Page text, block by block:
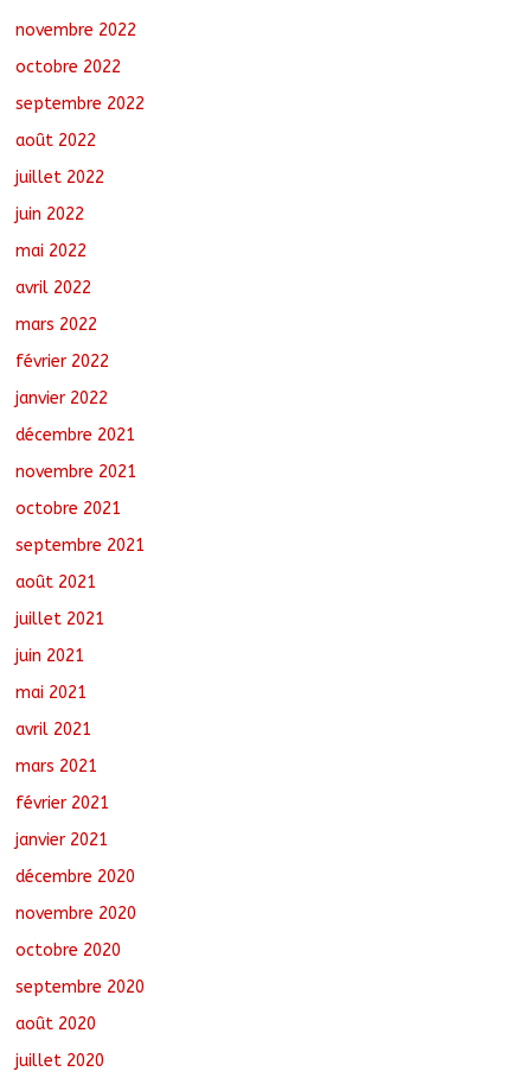
novembre 2022
octobre 2022
septembre 2022
août 2022
juillet 2022
juin 2022
mai 2022
avril 2022
mars 2022
février 2022
janvier 2022
décembre 2021
novembre 2021
octobre 2021
septembre 2021
août 2021
juillet 2021
juin 2021
mai 2021
avril 2021
mars 2021
février 2021
janvier 2021
décembre 2020
novembre 2020
octobre 2020
septembre 2020
août 2020
juillet 2020